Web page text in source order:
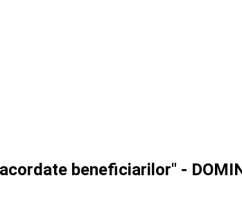
beneficiarilor" -